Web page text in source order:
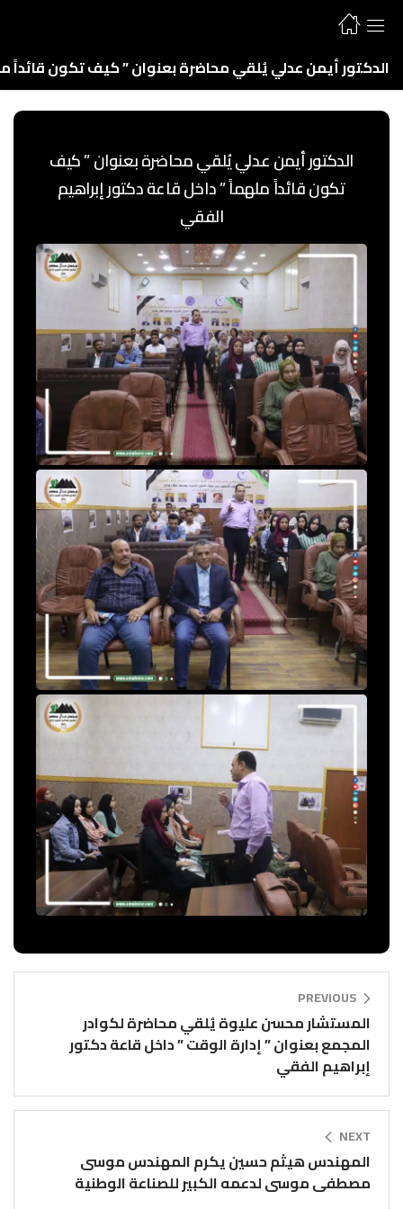
الدكتور أيمن عدلي يُلقي محاضرة بعنوان ” كيف تكون قائداً
الدكتور أيمن عدلي يُلقي محاضرة بعنوان ” كيف
تكون قائداً ملهماً ” داخل قاعة دكتور إبراهيم
الفقي
PREVIOUS
المستشار محسن عليوة يُلقي محاضرة لكوادر
المجمع بعنوان ” إدارة الوقت ” داخل قاعة دكتور
إبراهيم الفقي
NEXT
المهندس هيثم حسين يكرم المهندس موسى
مصطفى موسى لدعمه الكبير للصناعة الوطنية